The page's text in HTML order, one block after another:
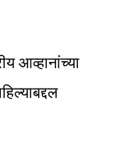
आव्हानांच्या